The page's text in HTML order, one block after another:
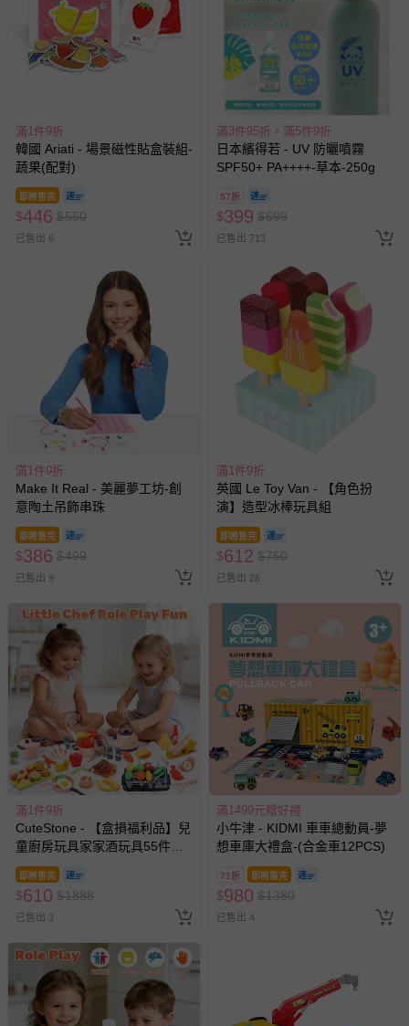
滿1件9折
韓國 Ariati - 場景磁性貼盒裝組-
蔬果(配對)
即將售完
$446 $550
已售出 6
滿3件95折，滿5件9折
日本繽得若 - UV 防曬噴霧
SPF50+ PA++++-草本-250g
57折
$399 $699
已售出 713
滿1件9折
Make It Real - 美麗夢工坊-創
意陶土吊飾串珠
即將售完
$386 $499
已售出 9
滿1件9折
英國 Le Toy Van - 【角色扮
演】造型冰棒玩具組
即將售完
$612 $750
已售出 26
滿1件9折
CuteStone - 【盒損福利品】兒
童廚房玩具家家酒玩具55件組
(仿真廚具/BBQ烤肉架/切切樂/
生日禮物/兒童節/交換禮物)
即將售完
$610 $1888
已售出 3
滿1499元贈好禮
小牛津 - KIDMI 車車總動員-夢
想車庫大禮盒-(合金車12PCS)
71折 即將售完
$980 $1380
已售出 4